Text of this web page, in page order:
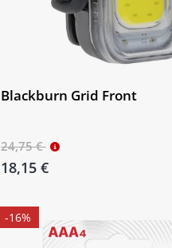
Blackburn Grid Front
24,75 €
18,15 €
-16%